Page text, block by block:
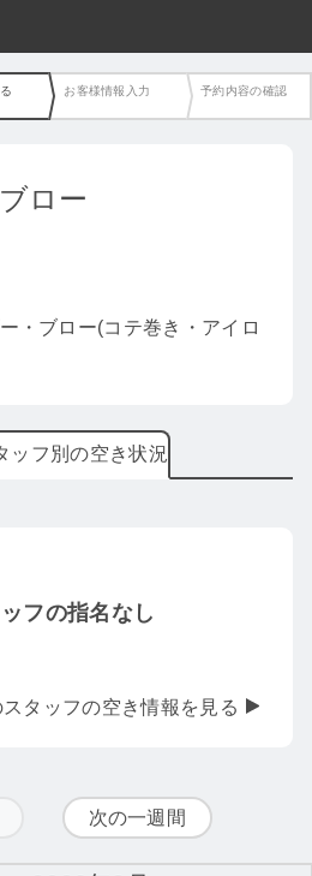
お客様情報入力 予約内容の確認
ロー
・ブロー(コテ巻き・アイロ
ッフ別の空き状況
フの指名なし
タッフの空き情報を見る
次の一週間